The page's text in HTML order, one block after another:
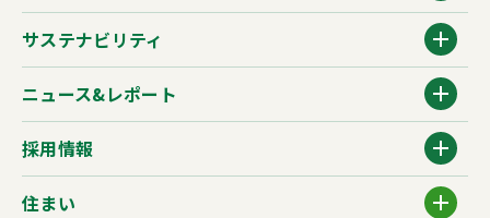
サステナビリティ
ニュース&レポート
採用情報
住まい